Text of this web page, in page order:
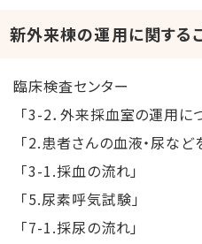
新外来棟の運用に関する
臨床検査センター
2．外来採血室の運用につ
患者さんの血液・尿などを
1.採血の流れ」
尿素呼気試験」
1.採尿の流れ」